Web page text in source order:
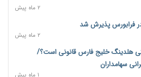
می‌شود؟ پاسخ مدیر کل استاندارد به
۲ ماه پیش
فرابورس پذیرش شد
۲ ماه پیش
هلدینگ خلیج فارس قانونی است؟/
سهامداران
۱ ماه پیش